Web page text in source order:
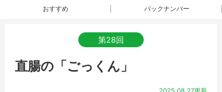
おすすめ バックナンバー
第28回
直腸の「ごっくん」